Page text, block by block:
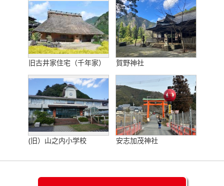
旧古井家住宅（千年家） 賀野神社
(旧）山之内小学校 安志加茂神社